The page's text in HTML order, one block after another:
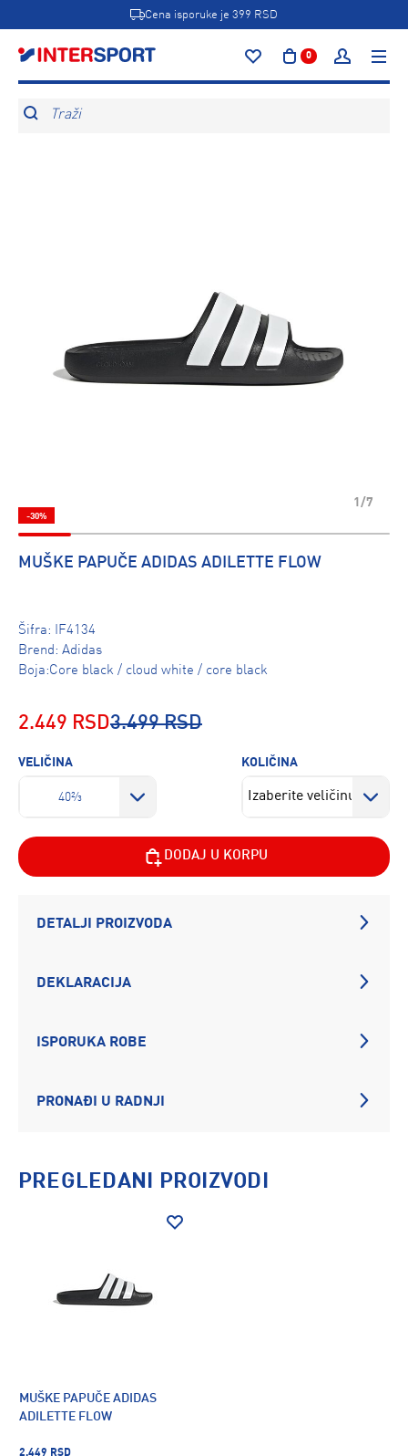
Cena isporuke je 399 RSD
0
Traži
1/7
-30%
MUŠKE PAPUČE ADIDAS ADILETTE FLOW
Šifra: IF4134
Brend: Adidas
Boja:Core black / cloud white / core black
2.449 RSD3.499 RSD
VELIČINA
40⅔
KOLIČINA
DODAJ U KORPU
DETALJI PROIZVODA
DEKLARACIJA
ISPORUKA ROBE
PRONAĐI U RADNJI
PREGLEDANI PROIZVODI
MUŠKE PAPUČE ADIDAS
ADILETTE FLOW
2.449 RSD